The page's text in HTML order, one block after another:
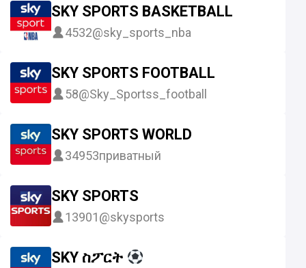
SKY SPORTS BASKETBALL
4532@sky_sports_nba
SKY SPORTS FOOTBALL
58@Sky_Sportss_football
SKY SPORTS WORLD
34953приватный
SKY SPORTS
13901@skysports
SKY ስፖርት